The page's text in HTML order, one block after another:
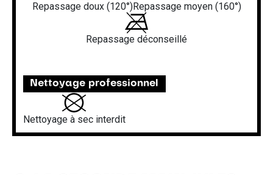
Repassage doux (120°)Repassage moyen (160°)
Repassage déconseillé
Nettoyage professionnel
Nettoyage à sec interdit